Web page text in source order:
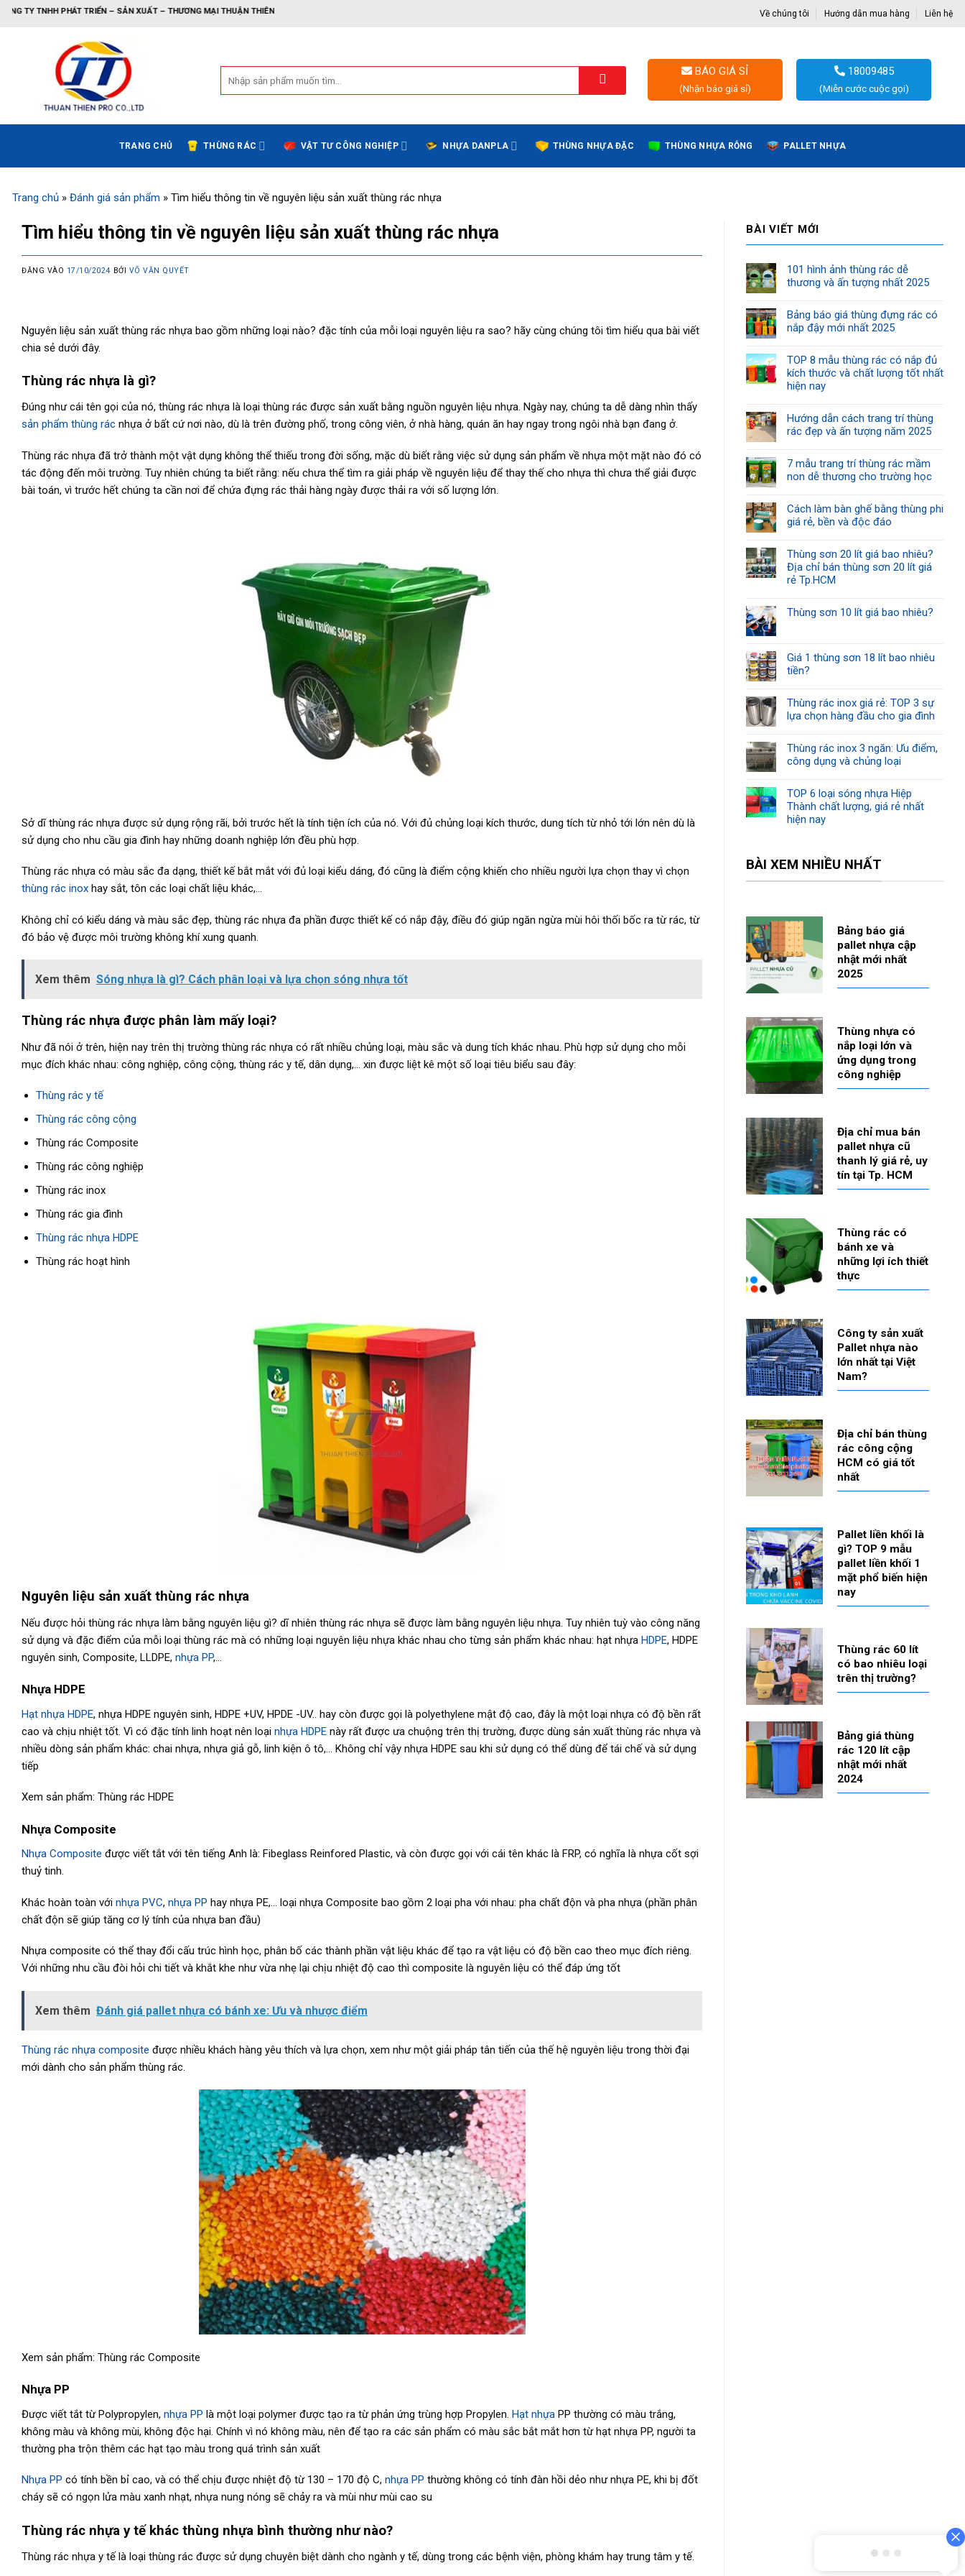
PHÁT TRIỂN – SẢN XUẤT – THƯƠNG MẠI THUẬN THIÊN Về chúng tôi Hướng dẫn mua hàng Liên hệ
kiếm:
BÁO GIÁ SỈ
(Nhận báo giá sỉ)
18009485
(Miễn cước cuộc gọi)
TRANG CHỦ THÙNG RÁC VẬT TƯ CÔNG NGHIỆP NHỰA DANPLA THÙNG NHỰA ĐẶC THÙNG NHỰA RỖNG PALLET NHỰA
Trang chủ » Đánh giá sản phẩm » Tìm hiểu thông tin về nguyên liệu sản xuất thùng rác nhựa
Tìm hiểu thông tin về nguyên liệu sản xuất thùng rác nhựa
ĐĂNG VÀO 17/10/2024 BỞI VÕ VĂN QUYẾT
Nguyên liệu sản xuất thùng rác nhựa bao gồm những loại nào? đặc tính của mỗi loại nguyên liệu ra sao? hãy cùng chúng tôi tìm hiểu qua bài viết
chia sẻ dưới đây.
Thùng rác nhựa là gì?
Đúng như cái tên gọi của nó, thùng rác nhựa là loại thùng rác được sản xuất bằng nguồn nguyên liệu nhựa. Ngày nay, chúng ta dễ dàng nhìn thấy
sản phẩm thùng rác nhựa ở bất cứ nơi nào, dù là trên đường phố, trong công viên, ở nhà hàng, quán ăn hay ngay trong ngôi nhà bạn đang ở.
Thùng rác nhựa đã trở thành một vật dụng không thể thiếu trong đời sống, mặc dù biết rằng việc sử dụng sản phẩm về nhựa một mặt nào đó có
tác động đến môi trường. Tuy nhiên chúng ta biết rằng: nếu chưa thể tìm ra giải pháp về nguyên liệu để thay thế cho nhựa thì chưa thể giải được
bài toán, vì trước hết chúng ta cần nơi để chứa đựng rác thải hàng ngày được thải ra với số lượng lớn.
Sở dĩ thùng rác nhựa được sử dụng rộng rãi, bởi trước hết là tính tiện ích của nó. Với đủ chủng loại kích thước, dung tích từ nhỏ tới lớn nên dù là
sử dụng cho nhu cầu gia đình hay những doanh nghiệp lớn đều phù hợp.
Thùng rác nhựa có màu sắc đa dạng, thiết kế bắt mắt với đủ loại kiểu dáng, đó cũng là điểm cộng khiến cho nhiều người lựa chọn thay vì chọn
thùng rác inox hay sắt, tôn các loại chất liệu khác,…
Không chỉ có kiểu dáng và màu sắc đẹp, thùng rác nhựa đa phần được thiết kế có nắp đậy, điều đó giúp ngăn ngừa mùi hôi thối bốc ra từ rác, từ
đó bảo vệ được môi trường không khí xung quanh.
Xem thêm Sóng nhựa là gì? Cách phân loại và lựa chọn sóng nhựa tốt
Thùng rác nhựa được phân làm mấy loại?
Như đã nói ở trên, hiện nay trên thị trường thùng rác nhựa có rất nhiều chủng loại, màu sắc và dung tích khác nhau. Phù hợp sử dụng cho mỗi
mục đích khác nhau: công nghiệp, công cộng, thùng rác y tế, dân dụng,… xin được liệt kê một số loại tiêu biểu sau đây:
Thùng rác y tế
Thùng rác công cộng
Thùng rác Composite
Thùng rác công nghiệp
Thùng rác inox
Thùng rác gia đình
Thùng rác nhựa HDPE
Thùng rác hoạt hình
Nguyên liệu sản xuất thùng rác nhựa
Nếu được hỏi thùng rác nhựa làm bằng nguyên liệu gì? dĩ nhiên thùng rác nhựa sẽ được làm bằng nguyên liệu nhựa. Tuy nhiên tuỳ vào công năng
sử dụng và đặc điểm của mỗi loại thùng rác mà có những loại nguyên liệu nhựa khác nhau cho từng sản phẩm khác nhau: hạt nhựa HDPE, HDPE
nguyên sinh, Composite, LLDPE, nhựa PP,…
Nhựa HDPE
Hạt nhựa HDPE, nhựa HDPE nguyên sinh, HDPE +UV, HPDE -UV.. hay còn được gọi là polyethylene mật độ cao, đây là một loại nhựa có độ bền rất
cao và chịu nhiệt tốt. Vì có đặc tính linh hoạt nên loại nhựa HDPE này rất được ưa chuộng trên thị trường, được dùng sản xuất thùng rác nhựa và
nhiều dòng sản phẩm khác: chai nhựa, nhựa giả gỗ, linh kiện ô tô,… Không chỉ vậy nhựa HDPE sau khi sử dụng có thể dùng để tái chế và sử dụng
tiếp
Xem sản phẩm: Thùng rác HDPE
Nhựa Composite
Nhựa Composite được viết tắt với tên tiếng Anh là: Fibeglass Reinfored Plastic, và còn được gọi với cái tên khác là FRP, có nghĩa là nhựa cốt sợi
thuỷ tinh.
Khác hoàn toàn với nhựa PVC, nhựa PP hay nhựa PE,… loại nhựa Composite bao gồm 2 loại pha với nhau: pha chất độn và pha nhựa (phần phân
chất độn sẽ giúp tăng cơ lý tính của nhựa ban đầu)
Nhựa composite có thể thay đổi cấu trúc hình học, phân bố các thành phần vật liệu khác để tạo ra vật liệu có độ bền cao theo mục đích riêng.
Với những nhu cầu đòi hỏi chi tiết và khắt khe như vừa nhẹ lại chịu nhiệt độ cao thì composite là nguyên liệu có thể đáp ứng tốt
Xem thêm Đánh giá pallet nhựa có bánh xe: Ưu và nhược điểm
Thùng rác nhựa composite được nhiều khách hàng yêu thích và lựa chọn, xem như một giải pháp tân tiến của thế hệ nguyên liệu trong thời đại
mới dành cho sản phẩm thùng rác.
Xem sản phẩm: Thùng rác Composite
Nhựa PP
Được viết tắt từ Polypropylen, nhựa PP là một loại polymer được tạo ra từ phản ứng trùng hợp Propylen. Hạt nhựa PP thường có màu trắng,
không màu và không mùi, không độc hại. Chính vì nó không màu, nên để tạo ra các sản phẩm có màu sắc bắt mắt hơn từ hạt nhựa PP, người ta
thường pha trộn thêm các hạt tạo màu trong quá trình sản xuất
Nhựa PP có tính bền bỉ cao, và có thể chịu được nhiệt độ từ 130 – 170 độ C, nhựa PP thường không có tính đàn hồi dẻo như nhựa PE, khi bị đốt
cháy sẽ có ngọn lửa màu xanh nhạt, nhựa nung nóng sẽ chảy ra và mùi như mùi cao su
Thùng rác nhựa y tế khác thùng nhựa bình thường như nào?
Thùng rác nhựa y tế là loại thùng rác được sử dụng chuyên biệt dành cho ngành y tế, dùng trong các bệnh viện, phòng khám hay trung tâm y tế.
BÀI VIẾT MỚI
101 hình ảnh thùng rác dễ
thương và ấn tượng nhất 2025
Bảng báo giá thùng đựng rác có
nắp đậy mới nhất 2025
TOP 8 mẫu thùng rác có nắp đủ
kích thước và chất lượng tốt nhất
hiện nay
Hướng dẫn cách trang trí thùng
rác đẹp và ấn tượng năm 2025
7 mẫu trang trí thùng rác mầm
non dễ thương cho trường học
Cách làm bàn ghế bằng thùng phi
giá rẻ, bền và độc đáo
Thùng sơn 20 lít giá bao nhiêu?
Địa chỉ bán thùng sơn 20 lít giá
rẻ Tp.HCM
Thùng sơn 10 lít giá bao nhiêu?
Giá 1 thùng sơn 18 lít bao nhiêu
tiền?
Thùng rác inox giá rẻ: TOP 3 sự
lựa chọn hàng đầu cho gia đình
Thùng rác inox 3 ngăn: Ưu điểm,
công dụng và chủng loại
TOP 6 loại sóng nhựa Hiệp
Thành chất lượng, giá rẻ nhất
hiện nay
BÀI XEM NHIỀU NHẤT
Bảng báo giá
pallet nhựa cập
nhật mới nhất
2025
Thùng nhựa có
nắp loại lớn và
ứng dụng trong
công nghiệp
Địa chỉ mua bán
pallet nhựa cũ
thanh lý giá rẻ, uy
tín tại Tp. HCM
Thùng rác có
bánh xe và
những lợi ích thiết
thực
Công ty sản xuất
Pallet nhựa nào
lớn nhất tại Việt
Nam?
Địa chỉ bán thùng
rác công cộng
HCM có giá tốt
nhất
Pallet liền khối là
gì? TOP 9 mẫu
pallet liền khối 1
mặt phổ biến hiện
nay
Thùng rác 60 lít
có bao nhiêu loại
trên thị trường?
Bảng giá thùng
rác 120 lít cập
nhật mới nhất
2024